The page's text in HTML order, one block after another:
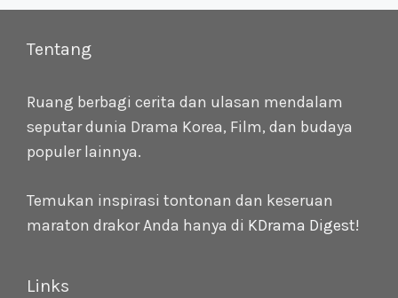
Tentang
Ruang berbagi cerita dan ulasan mendalam
seputar dunia Drama Korea, Film, dan budaya
populer lainnya.
Temukan inspirasi tontonan dan keseruan
maraton drakor Anda hanya di KDrama Digest!
Links